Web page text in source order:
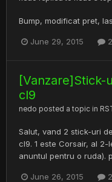
Bump, modificat pret,
June 29, 2015
cl9
nedo posted a topic in
Salut, vand 2 stick-uri
cl9. 1 este Corsair, al
anuntul pentru o ruda).
June 26, 2015